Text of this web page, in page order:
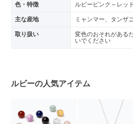
色・特徴 ルビーピンク～レッ
主な産地 ミャンマー、タンザ
取り扱い
変色のおそれがある
いでください
ルビーの人気アイテム